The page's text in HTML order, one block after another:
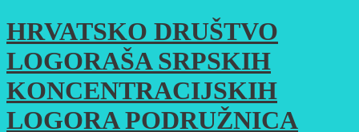
Skoči
do
sadržaja
HRVATSKO DRUŠTVO
LOGORAŠA SRPSKIH
KONCENTRACIJSKIH
LOGORA PODRUŽNICA